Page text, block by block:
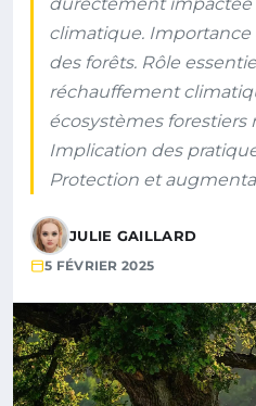
climatique. Importance
des forêts. Rôle
réchauffement
écosystèmes forestiers
Implication des
Protection et
JULIE GAILLARD
5 FÉVRIER 2025